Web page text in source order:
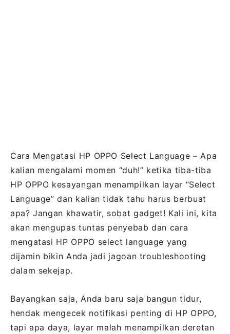
Cara Mengatasi HP OPPO Select Language – Apa
kalian mengalami momen “duh!” ketika tiba-tiba
HP OPPO kesayangan menampilkan layar “Select
Language” dan kalian tidak tahu harus berbuat
apa? Jangan khawatir, sobat gadget! Kali ini, kita
akan mengupas tuntas penyebab dan cara
mengatasi HP OPPO select language yang
dijamin bikin Anda jadi jagoan troubleshooting
dalam sekejap.
Bayangkan saja, Anda baru saja bangun tidur,
hendak mengecek notifikasi penting di HP OPPO,
tapi apa daya, layar malah menampilkan deretan